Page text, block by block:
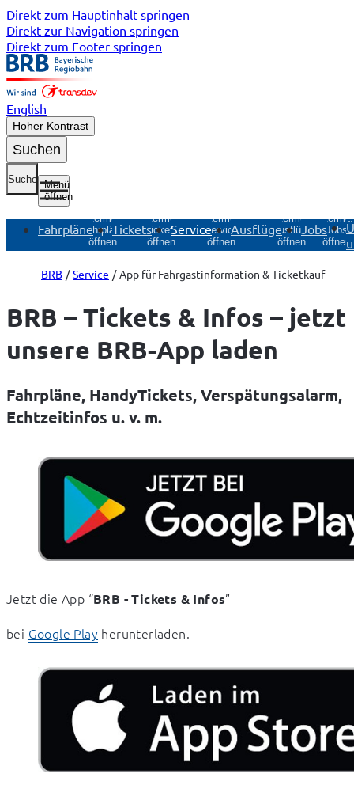
Direkt zum Hauptinhalt springen
Direkt zur Navigation springen
Direkt zum Footer springen
English
Hoher Kontrast
Suchen
Suche
Menü
öffnen
Fahrpläne
Untermenü
Fahrpläne
öffnen
Tickets
Untermenü
Tickets
öffnen
Service
Untermenü
Service
öffnen
Ausflüge
Untermenü
Ausflüge
öffnen
JobsJobs
öffnen
BRB Service App für Fahrgastinformation & Ticketkauf
BRB – Tickets & Infos – jetzt
unsere BRB-App laden
Fahrpläne, HandyTickets, Verspätungsalarm,
Echtzeitinfos u. v. m.
Jetzt die App “BRB - Tickets & Infos”
bei Google Play herunterladen.